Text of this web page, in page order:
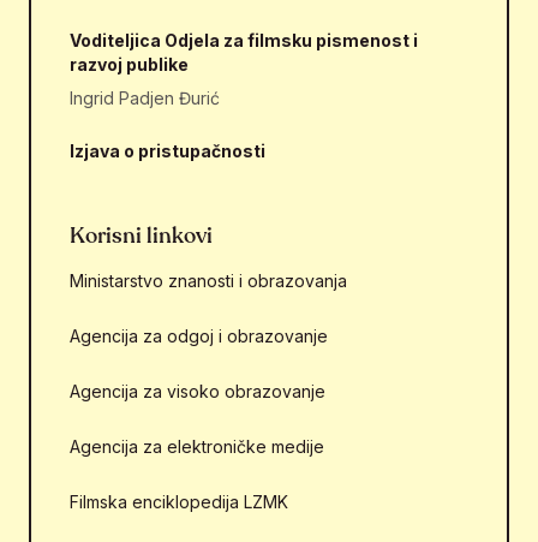
Voditeljica Odjela za filmsku pismenost i
razvoj publike
Ingrid Padjen Đurić
Izjava o pristupačnosti
Korisni linkovi
Ministarstvo znanosti i obrazovanja
Agencija za odgoj i obrazovanje
Agencija za visoko obrazovanje
Agencija za elektroničke medije
Filmska enciklopedija LZMK